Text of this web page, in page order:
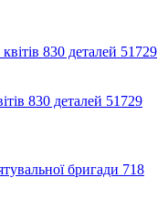
830 деталей 51729